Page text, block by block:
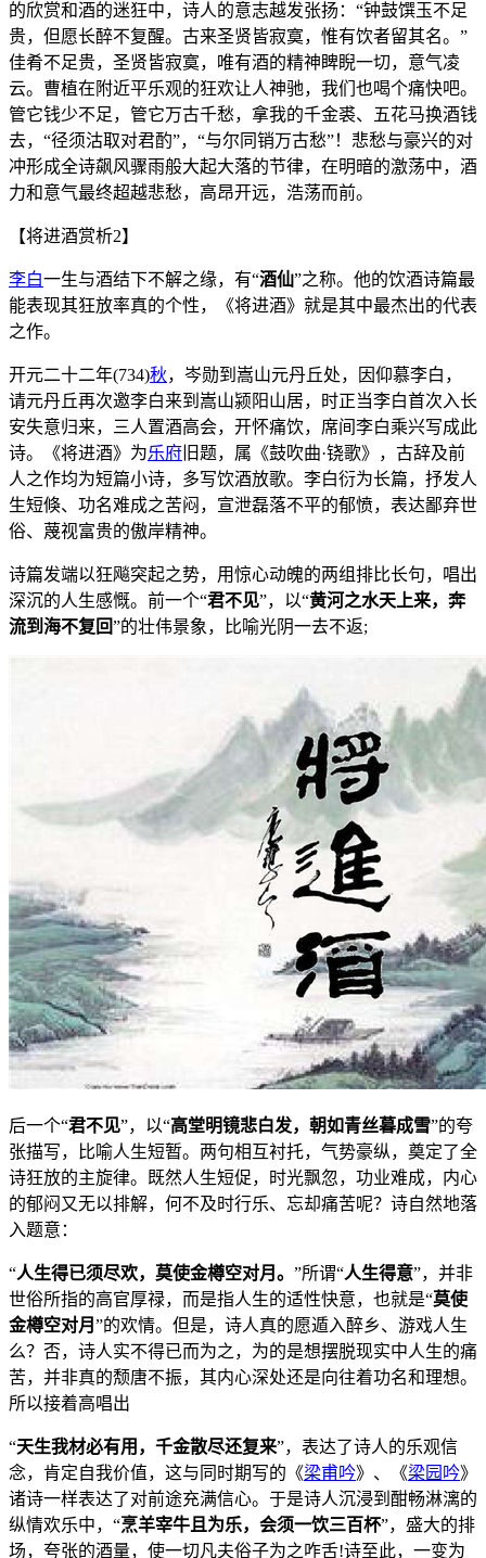
的欣赏和酒的迷狂中，诗人的意志越发张扬：“钟鼓馔玉不足
贵，但愿长醉不复醒。古来圣贤皆寂寞，惟有饮者留其名。”
佳肴不足贵，圣贤皆寂寞，唯有酒的精神睥睨一切，意气凌
云。曹植在附近平乐观的狂欢让人神驰，我们也喝个痛快吧。
管它钱少不足，管它万古千愁，拿我的千金裘、五花马换酒钱
去，“径须沽取对君酌”，“与尔同销万古愁”！悲愁与豪兴的对
冲形成全诗飙风骤雨般大起大落的节律，在明暗的激荡中，酒
力和意气最终超越悲愁，高昂开远，浩荡而前。
【将进酒赏析2】
李白一生与酒结下不解之缘，有“酒仙”之称。他的饮酒诗篇最
能表现其狂放率真的个性，《将进酒》就是其中最杰出的代表
之作。
开元二十二年(734)秋，岑勋到嵩山元丹丘处，因仰慕李白，
请元丹丘再次邀李白来到嵩山颍阳山居，时正当李白首次入长
安失意归来，三人置酒高会，开怀痛饮，席间李白乘兴写成此
诗。《将进酒》为乐府 旧题，属《鼓吹曲·铙歌》，古辞及前
人之作均为短篇小诗，多写饮酒放歌。李白衍为长篇，抒发人
生短倏、功名难成之苦闷，宣泄磊落不平的郁愤，表达鄙弃世
俗、蔑视富贵的傲岸精神。
诗篇发端以狂飚突起之势，用惊心动魄的两组排比长句，唱出
深沉的人生感慨。前一个“君不见”，以“黄河之水天上来，奔
流到海不复回”的壮伟景象，比喻光阴一去不返;
后一个“君不见”，以“高堂明镜悲白发，朝如青丝暮成雪”的夸
张描写，比喻人生短暂。两句相互衬托，气势豪纵，奠定了全
诗狂放的主旋律。既然人生短促，时光飘忽，功业难成，内心
的郁闷又无以排解，何不及时行乐、忘却痛苦呢？诗自然地落
入题意：
“人生得已须尽欢，莫使金樽空对月。 ”所谓“人生得意”，并非
世俗所指的高官厚禄，而是指人生的适性快意，也就是“莫使
金樽空对月 ”的欢情。但是，诗人真的愿遁入醉乡、游戏人生
么？否，诗人实不得已而为之，为的是想摆脱现实中人生的痛
苦，并非真的颓唐不振，其内心深处还是向往着功名和理想。
所以接着高唱出
“天生我材必有用，千金散尽还复来”，表达了诗人的乐观信
念，肯定自我价值，这与同时期写的《梁甫吟》、《梁园吟》
诸诗一样表达了对前途充满信心。于是诗人沉浸到酣畅淋漓的
纵情欢乐中，“烹羊宰牛且为乐，会须一饮三百杯”，盛大的排
场，夸张的酒量，使一切凡夫俗子为之咋舌!诗至此，一变为